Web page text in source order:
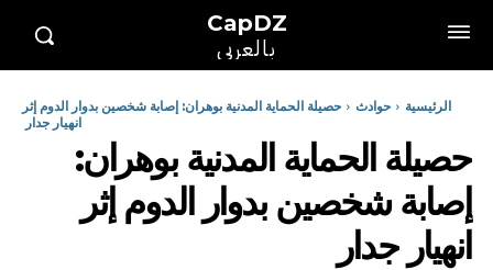
CapDZ
بالعربي
الرئيسية حوادث
حصيلة الحماية المدنية بوهران: إصابة شخصين بدوار الدوم إثر
انهيار جدار
حصيلة الحماية المدنية بوهران:
إصابة شخصين بدوار الدوم إثر
انهيار جدار